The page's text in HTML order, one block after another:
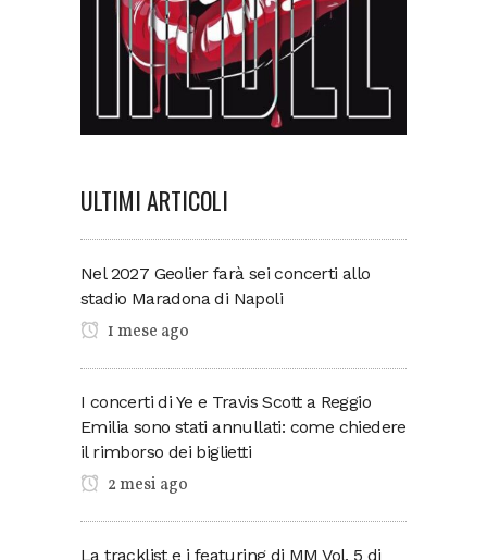
ULTIMI ARTICOLI
Nel 2027 Geolier farà sei concerti allo
stadio Maradona di Napoli
1 mese ago
I concerti di Ye e Travis Scott a Reggio
Emilia sono stati annullati: come chiedere
il rimborso dei biglietti
2 mesi ago
La tracklist e i featuring di MM Vol. 5 di